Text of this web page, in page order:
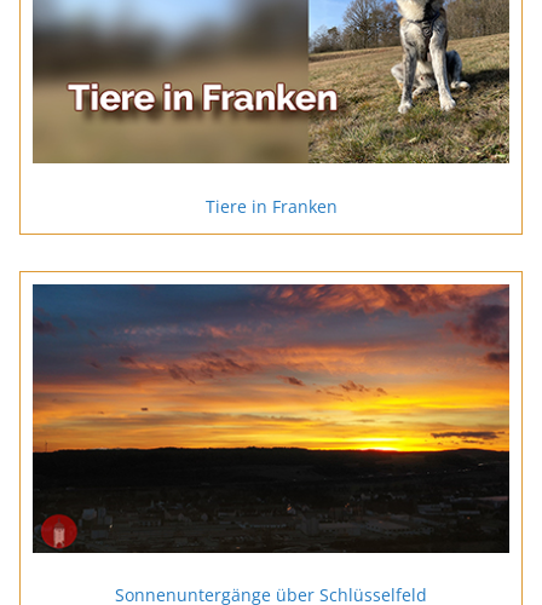
Tiere in Franken
Sonnenuntergänge über Schlüsselfeld